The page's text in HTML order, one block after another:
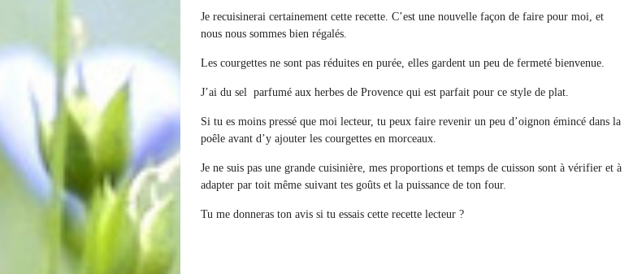
Je recuisinerai certainement cette recette. C’est une nouvelle façon de faire pour moi, et
nous nous sommes bien régalés.
Les courgettes ne sont pas réduites en purée, elles gardent un peu de fermeté bienvenue.
J’ai du sel parfumé aux herbes de Provence qui est parfait pour ce style de plat.
Si tu es moins pressé que moi lecteur, tu peux faire revenir un peu d’oignon émincé dans la
poêle avant d’y ajouter les courgettes en morceaux.
Je ne suis pas une grande cuisinière, mes proportions et temps de cuisson sont à vérifier et à
adapter par toit même suivant tes goûts et la puissance de ton four.
Tu me donneras ton avis si tu essais cette recette lecteur ?